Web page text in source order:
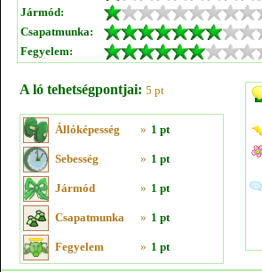
Jármód:
Csapatmunka:
Fegyelem:
A ló tehetségpontjai: 5 pt
Állóképesség » 1 pt
Sebesség » 1 pt
Jármód » 1 pt
Csapatmunka » 1 pt
Fegyelem » 1 pt